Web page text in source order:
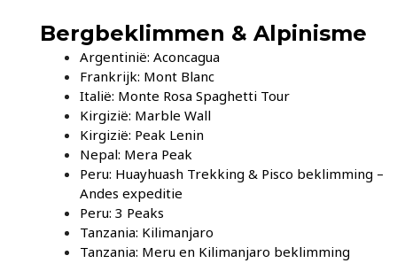
Bergbeklimmen & Alpinisme
Argentinië: Aconcagua
Frankrijk: Mont Blanc
Italië: Monte Rosa Spaghetti Tour
Kirgizië: Marble Wall
Kirgizië: Peak Lenin
Nepal: Mera Peak
Peru: Huayhuash Trekking & Pisco beklimming –
Andes expeditie
Peru: 3 Peaks
Tanzania: Kilimanjaro
Tanzania: Meru en Kilimanjaro beklimming